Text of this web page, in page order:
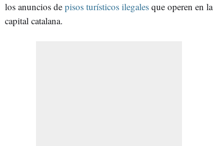
los anuncios de pisos turísticos ilegales que operen en la
capital catalana.